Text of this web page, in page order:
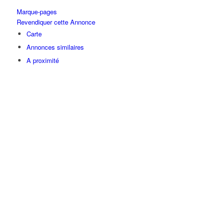
Marque-pages
Revendiquer cette Annonce
Carte
Annonces similaires
A proximité